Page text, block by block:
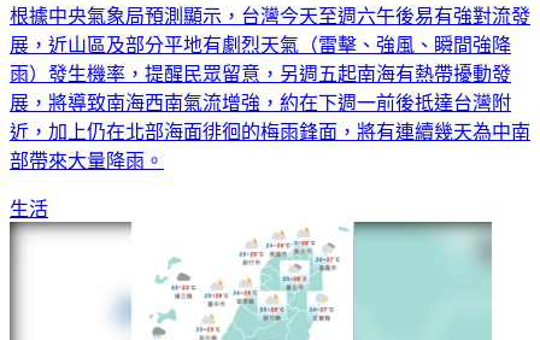
根據中央氣象局預測顯示，台灣今天至週六午後易有強對流發
展，近山區及部分平地有劇烈天氣（雷擊、強風、瞬間強降
雨）發生機率，提醒民眾留意，另週五起南海有熱帶擾動發
展，將導致南海西南氣流增強，約在下週一前後抵達台灣附
近，加上仍在北部海面徘徊的梅雨鋒面，將有連續幾天為中南
部帶來大量降雨。
生活